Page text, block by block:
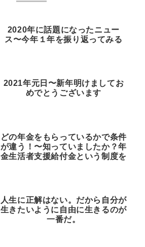
2020年に話題になったニュー
ス〜今年１年を振り返ってみる
2021年元日〜新年明けましてお
めでとうございます
どの年金をもらっているかで条件
が違う！〜知っていましたか？年
金生活者支援給付金という制度を
人生に正解はない。だから自分が
生きたいように自由に生きるのが
一番だ。